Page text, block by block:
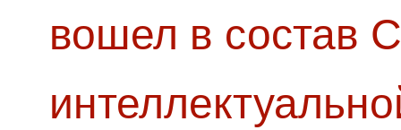
вошел в состав